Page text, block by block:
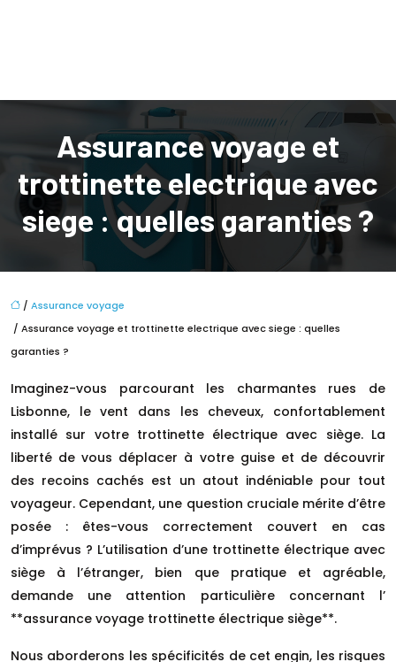
Assurance voyage et
trottinette electrique avec
siege : quelles garanties ?
/ Assurance voyage
/ Assurance voyage et trottinette electrique avec siege : quelles
garanties ?
Imaginez-vous parcourant les charmantes rues de
Lisbonne, le vent dans les cheveux, confortablement
installé sur votre trottinette électrique avec siège. La
liberté de vous déplacer à votre guise et de découvrir
des recoins cachés est un atout indéniable pour tout
voyageur. Cependant, une question cruciale mérite d’être
posée : êtes-vous correctement couvert en cas
d’imprévus ? L’utilisation d’une trottinette électrique avec
siège à l’étranger, bien que pratique et agréable,
demande une attention particulière concernant l’
**assurance voyage trottinette électrique siège**.
Nous aborderons les spécificités de cet engin, les risques